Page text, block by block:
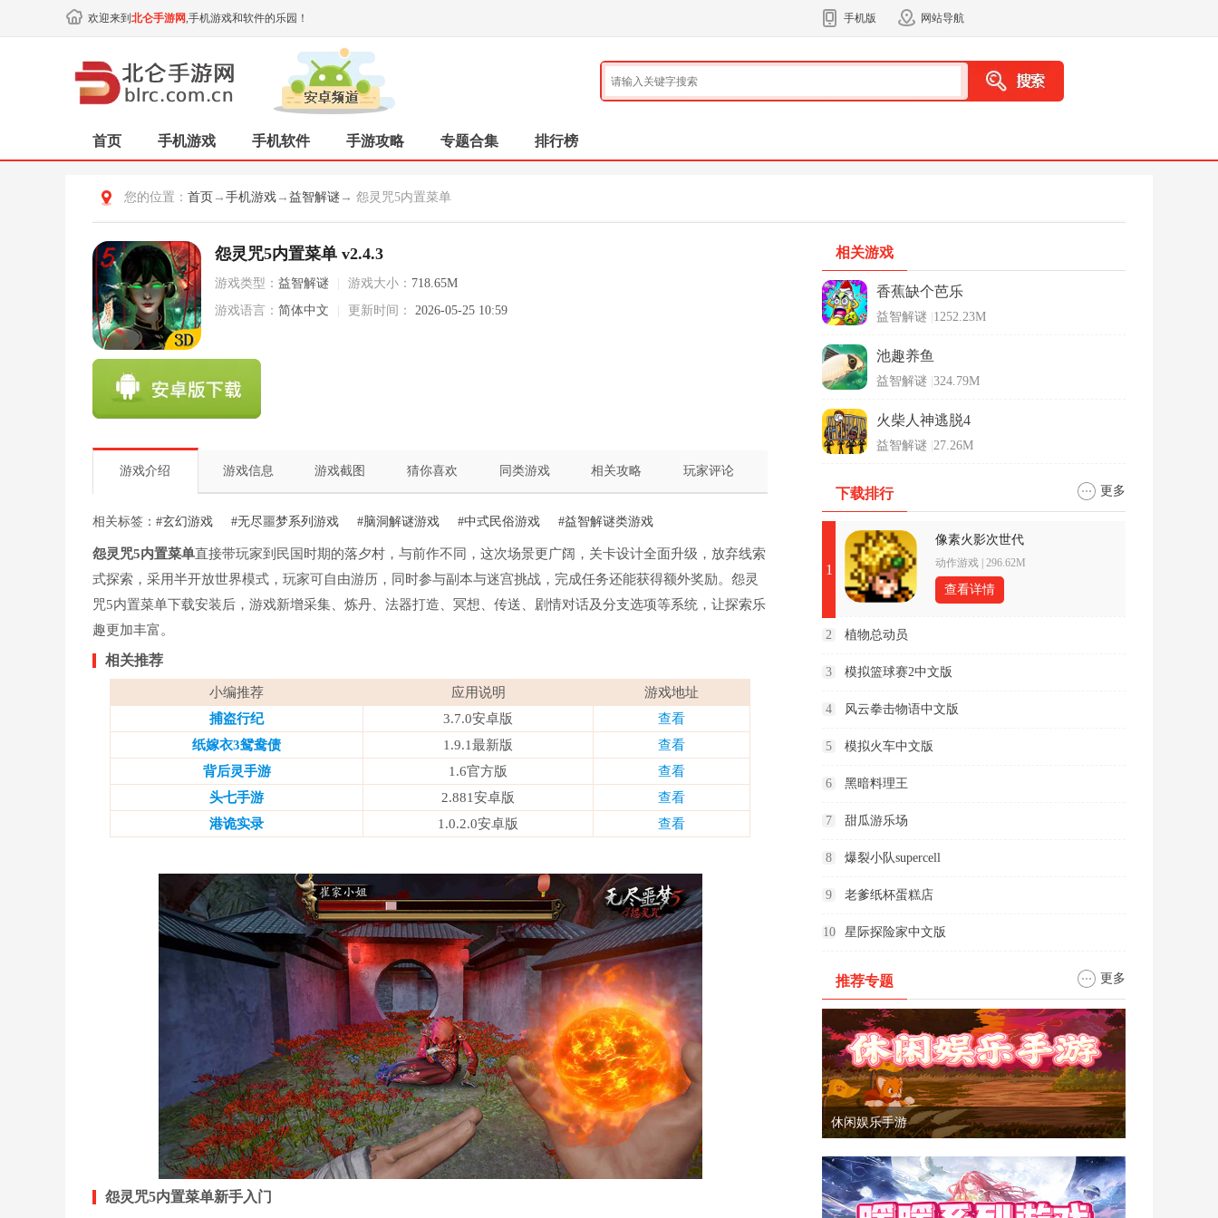
欢迎来到 北仑手游网,手机游戏和软件的乐园！ 手机版 网站导航
首页 手机游戏 手机软件 手游攻略 专题合集 排行榜
您的位置： 首页 → 手机游戏 → 益智解谜 → 怨灵咒5内置菜单
怨灵咒5内置菜单 v2.4.3
游戏类型： 益智解谜 游戏大小： 718.65M
游戏语言： 简体中文 更新时间： 2026-05-25 10:59
游戏介绍 游戏信息 游戏截图 猜你喜欢 同类游戏 相关攻略 玩家评论
相关标签： #玄幻游戏 #无尽噩梦系列游戏 #脑洞解谜游戏 #中式民俗游戏 #益智解谜类游戏
怨灵咒5内置菜单直接带玩家到民国时期的落夕村，与前作不同，这次场景更广阔，关卡设计全面升级，放弃线索
式探索，采用半开放世界模式，玩家可自由游历，同时参与副本与迷宫挑战，完成任务还能获得额外奖励。怨灵
咒5内置菜单下载安装后，游戏新增采集、炼丹、法器打造、冥想、传送、剧情对话及分支选项等系统，让探索乐
趣更加丰富。
相关推荐
小编推荐 应用说明
游戏地址
捕盗行纪
3.7.0安卓版
查看
纸嫁衣3鸳鸯债
1.9.1最新版
查看
背后灵手游
1.6官方版
查看
头七手游
2.881安卓版
查看
港诡实录
1.0.2.0安卓版 查看
怨灵咒5内置菜单新手入门
相关游戏
香蕉缺个芭乐
益智解谜 1252.23M
池趣养鱼
益智解谜 324.79M
火柴人神逃脱4
益智解谜 27.26M
下载排行 更多
1
像素火影次世代
动作游戏 296.62M
查看详情
2 植物总动员
3 模拟篮球赛2中文版
4 风云拳击物语中文版
5 模拟火车中文版
6 黑暗料理王
7 甜瓜游乐场
8 爆裂小队supercell
9 老爹纸杯蛋糕店
10 星际探险家中文版
推荐专题 更多
休闲娱乐手游